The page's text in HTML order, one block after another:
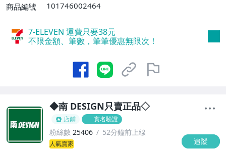
商品編號
101746002464
7-ELEVEN 運費只要38元
不限金額、筆數，筆筆優惠無限次！
◆南 DESIGN只賣正品◇
店鋪 實名驗證
粉絲數 25406 52分鐘前上線
人氣賣家 追蹤